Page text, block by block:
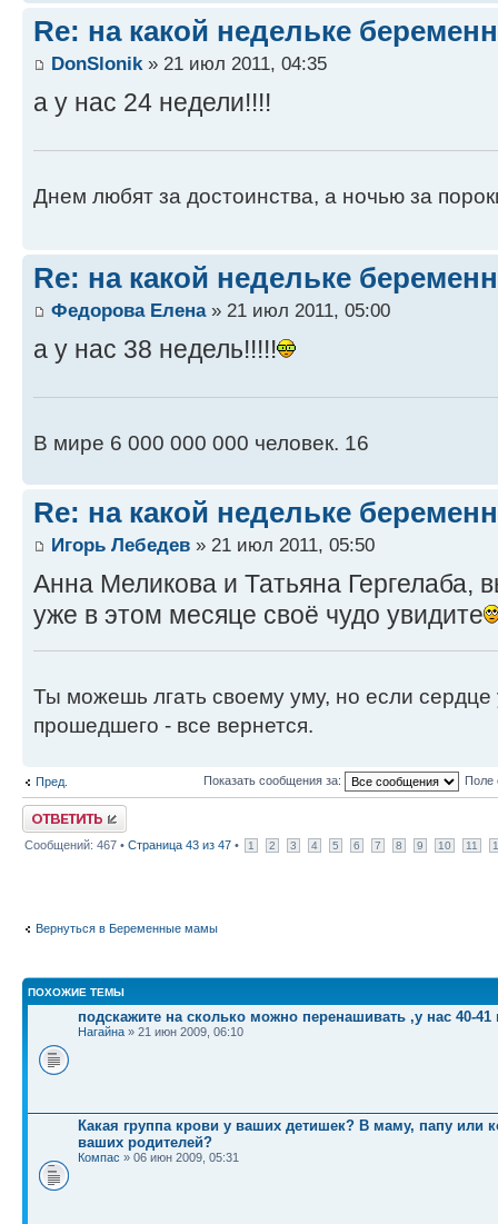
Re: на какой недельке
DonSlonik» 21 июл 2011, 04:35
а у нас 24 недели!!!!
Днем любят за достоинства, а ночью за
Re: на какой недельке
Федорова Елена» 21 июл 2011, 05:00
а у нас 38 недель!!!!!
В мире 6 000 000 000 человек. 16
Re: на какой недельке
Игорь Лебедев » 21 июл 2011, 05:50
Анна Меликова и Татьяна Гергелаба,
уже в этом месяце своё чудо увидите
Ты можешь лгать своему уму, но если сердце
прошедшего - все вернется.
Пред. Показать сообщения за: Поле
Ответить
Сообщений: 467 • Страница 43 из 47 • 1 2 3 4 5 6 7 8 9 10 11
Вернуться в Беременные мамы
ПОХОЖИЕ ТЕМЫ
подскажите на сколько можно перенашивать ,у нас 40-41
Нагайна » 21 июн 2009, 06:10
Какая группа крови у ваших детишек? В маму, папу или
ваших родителей?
Компас » 06 июн 2009, 05:31